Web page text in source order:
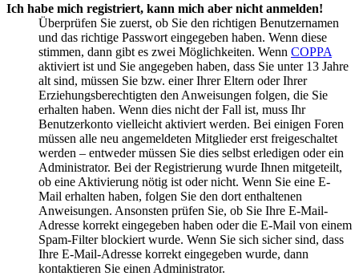
Ich habe mich registriert, kann mich aber nicht anmelden!
Überprüfen Sie zuerst, ob Sie den richtigen Benutzernamen
und das richtige Passwort eingegeben haben. Wenn diese
stimmen, dann gibt es zwei Möglichkeiten. Wenn COPPA
aktiviert ist und Sie angegeben haben, dass Sie unter 13 Jahre
alt sind, müssen Sie bzw. einer Ihrer Eltern oder Ihrer
Erziehungsberechtigten den Anweisungen folgen, die Sie
erhalten haben. Wenn dies nicht der Fall ist, muss Ihr
Benutzerkonto vielleicht aktiviert werden. Bei einigen Foren
müssen alle neu angemeldeten Mitglieder erst freigeschaltet
werden – entweder müssen Sie dies selbst erledigen oder ein
Administrator. Bei der Registrierung wurde Ihnen mitgeteilt,
ob eine Aktivierung nötig ist oder nicht. Wenn Sie eine E-
Mail erhalten haben, folgen Sie den dort enthaltenen
Anweisungen. Ansonsten prüfen Sie, ob Sie Ihre E-Mail-
Adresse korrekt eingegeben haben oder die E-Mail von einem
Spam-Filter blockiert wurde. Wenn Sie sich sicher sind, dass
Ihre E-Mail-Adresse korrekt eingegeben wurde, dann
kontaktieren Sie einen Administrator.